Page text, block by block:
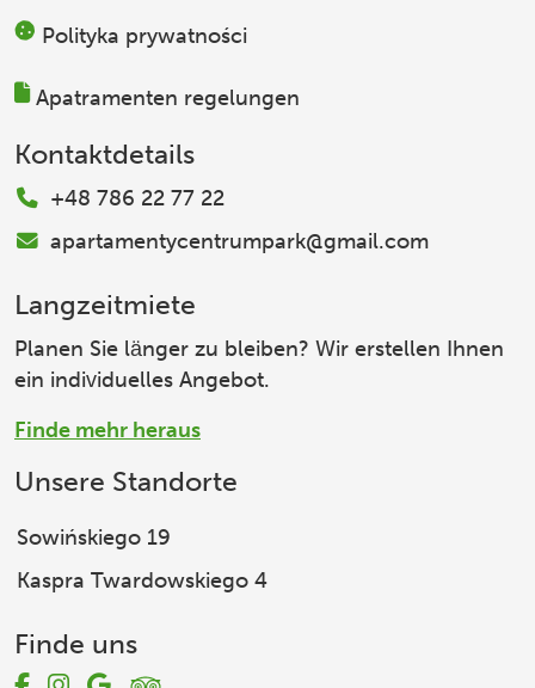
Polityka prywatności
Apatramenten regelungen
Kontaktdetails
+48 786 22 77 22
apartamentycentrumpark@gmail.com
Langzeitmiete
Planen Sie länger zu bleiben? Wir erstellen Ihnen
ein individuelles Angebot.
Finde mehr heraus
Unsere Standorte
Sowińskiego 19
Kaspra Twardowskiego 4
Finde uns